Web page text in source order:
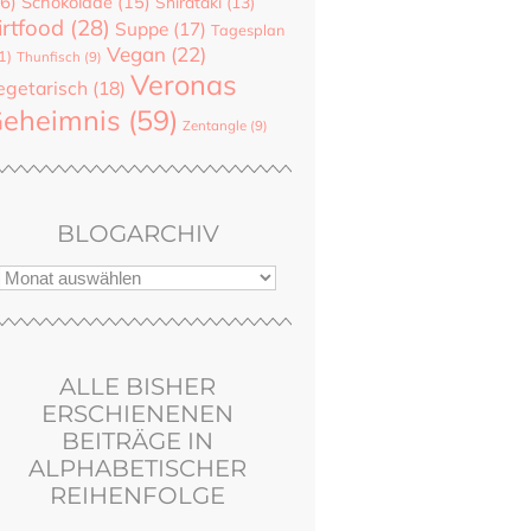
(28) Suppe (17) Tagesplan
Thunfisch (9) Vegan (22)
(18) Veronas
(59) Zentangle (9)
BLOGARCHIV
ALLE BISHER
ERSCHIENENEN
BEITRÄGE IN
ALPHABETISCHER
REIHENFOLGE